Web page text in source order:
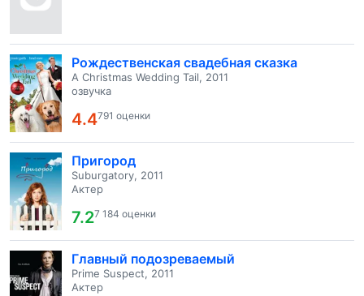
Рождественская свадебная сказка
A Christmas Wedding Tail, 2011
озвучка
4.4791 оценки
Пригород
Suburgatory, 2011
Актер
7.27 184 оценки
Главный подозреваемый
Prime Suspect, 2011
Актер